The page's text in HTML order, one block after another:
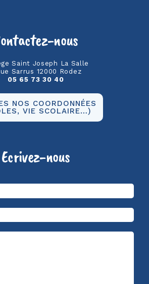
nous
Saint Joseph La Salle
Sarrus 12000 Rodez
05 65 73 30 40
NOS COORDONNÉES
VIE SCOLAIRE…)
Ecrivez-nous
Votre nom*
Email*
Message*